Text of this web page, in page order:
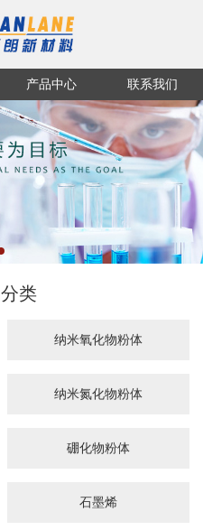
产品中心 联系我们
类
纳米氧化物粉体
纳米氮化物粉体
硼化物粉体
石墨烯